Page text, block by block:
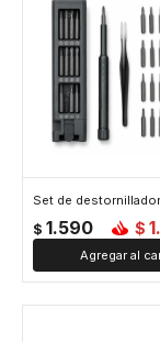
$ 1.590 $